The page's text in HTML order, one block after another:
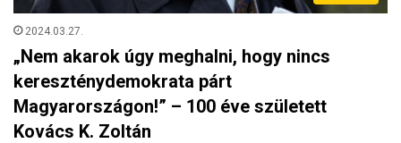
2024.03.27.
„Nem akarok úgy meghalni, hogy nincs
kereszténydemokrata párt
Magyarországon!” – 100 éve született
Kovács K. Zoltán